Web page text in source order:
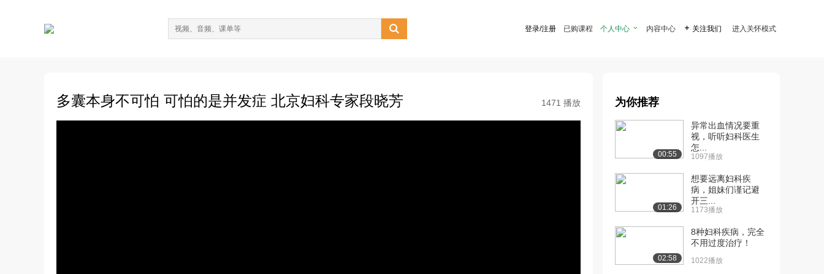
 登录/注册 已购课程 个人中心  内容中心  关注我们 进入关怀模式
多囊本身不可怕 可怕的是并发症 北京妇科专家段晓芳 1471 播放 为你推荐
00:55
异常出血情况要重
视，听听妇科医生
怎...
1097播放
01:26
想要远离妇科疾
病，姐妹们谨记避
开三...
1173播放
02:58
8种妇科疾病，完全
不用过度治疗！
1022播放